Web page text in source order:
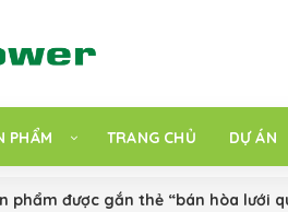
PHẨM TRANG CHỦ DỰ ÁN
phẩm được gắn thẻ “bán hòa lưới